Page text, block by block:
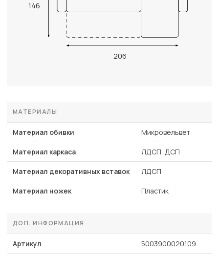
146
206
МАТЕРИАЛЫ
Материал обивки Микровельвет
Материал каркаса ЛДСП, ДСП
Материал декоративных вставок ЛДСП
Материал ножек Пластик
ДОП. ИНФОРМАЦИЯ
Артикул 5003900020109